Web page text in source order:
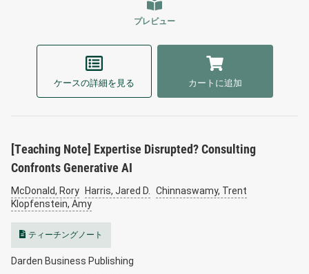
プレビュー
ケースの詳細を見る カートに追加
[Teaching Note] Expertise Disrupted? Consulting
Confronts Generative AI
McDonald, Rory Harris, Jared D.
Chinnaswamy, Trent
Klopfenstein, Amy
ティーチングノート
Darden Business Publishing